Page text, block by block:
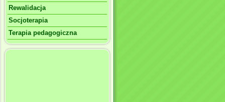
Rewalidacja
Socjoterapia
Terapia pedagogiczna